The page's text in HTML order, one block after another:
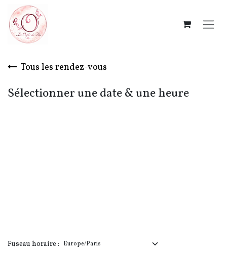
Se rendre au contenu
Tous les rendez-vous
Sélectionner une date & une heure
Fuseau horaire :